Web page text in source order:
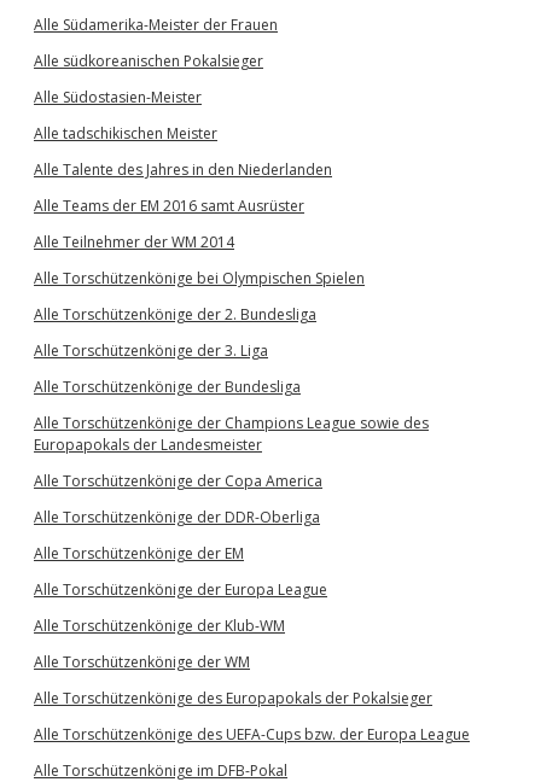
Alle Südamerika-Meister der Frauen
Alle südkoreanischen Pokalsieger
Alle Südostasien-Meister
Alle tadschikischen Meister
Alle Talente des Jahres in den Niederlanden
Alle Teams der EM 2016 samt Ausrüster
Alle Teilnehmer der WM 2014
Alle Torschützenkönige bei Olympischen Spielen
Alle Torschützenkönige der 2. Bundesliga
Alle Torschützenkönige der 3. Liga
Alle Torschützenkönige der Bundesliga
Alle Torschützenkönige der Champions League sowie des
Europapokals der Landesmeister
Alle Torschützenkönige der Copa America
Alle Torschützenkönige der DDR-Oberliga
Alle Torschützenkönige der EM
Alle Torschützenkönige der Europa League
Alle Torschützenkönige der Klub-WM
Alle Torschützenkönige der WM
Alle Torschützenkönige des Europapokals der Pokalsieger
Alle Torschützenkönige des UEFA-Cups bzw. der Europa League
Alle Torschützenkönige im DFB-Pokal